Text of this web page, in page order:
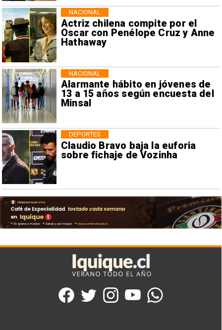
Actriz chilena compite por el
Oscar con Penélope Cruz y Anne
Hathaway
NACIONAL
Alarmante hábito en jóvenes de
13 a 15 años según encuesta del
Minsal
NACIONAL
Claudio Bravo baja la euforia
sobre fichaje de Vozinha
DEPORTES